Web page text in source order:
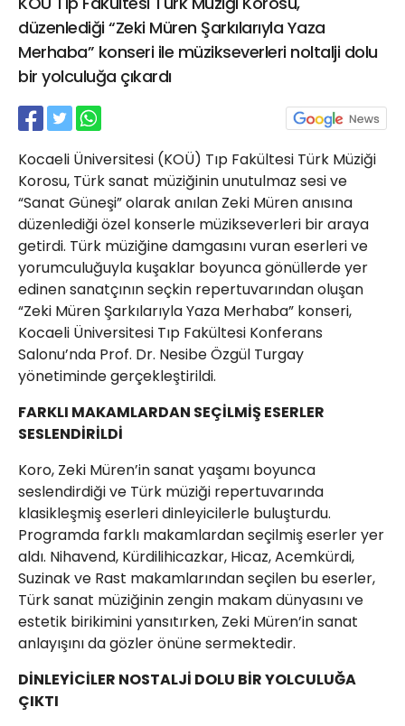
düzenlediği “Zeki Müren Şarkılarıyla Yaza
Merhaba” konseri ile müzikseverleri noltalji dolu
bir yolculuğa çıkardı
Kocaeli Üniversitesi (KOÜ) Tıp Fakültesi Türk Müziği
Korosu, Türk sanat müziğinin unutulmaz sesi ve
“Sanat Güneşi” olarak anılan Zeki Müren anısına
düzenlediği özel konserle müzikseverleri bir araya
getirdi. Türk müziğine damgasını vuran eserleri ve
yorumculuğuyla kuşaklar boyunca gönüllerde yer
edinen sanatçının seçkin repertuvarından oluşan
“Zeki Müren Şarkılarıyla Yaza Merhaba” konseri,
Kocaeli Üniversitesi Tıp Fakültesi Konferans
Salonu’nda Prof. Dr. Nesibe Özgül Turgay
yönetiminde gerçekleştirildi.
FARKLI MAKAMLARDAN SEÇİLMİŞ ESERLER
SESLENDİRİLDİ
Koro, Zeki Müren’in sanat yaşamı boyunca
seslendirdiği ve Türk müziği repertuvarında
klasikleşmiş eserleri dinleyicilerle buluşturdu.
Programda farklı makamlardan seçilmiş eserler yer
aldı. Nihavend, Kürdilihicazkar, Hicaz, Acemkürdi,
Suzinak ve Rast makamlarından seçilen bu eserler,
Türk sanat müziğinin zengin makam dünyasını ve
estetik birikimini yansıtırken, Zeki Müren’in sanat
anlayışını da gözler önüne sermektedir.
DİNLEYİCİLER NOSTALJİ DOLU BİR YOLCULUĞA
ÇIKTI
21 Gölcük
02624132333